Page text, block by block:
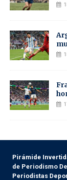
Pirámide
de Periodismo
Periodistas